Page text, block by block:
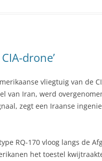
drone’
vliegtuig van de
van Iran, werd
zegt een Iraanse
RQ-170 vloog langs de
het toestel